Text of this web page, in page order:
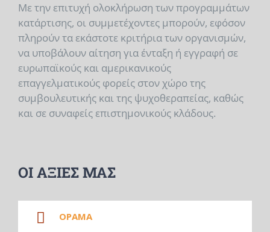
Με την επιτυχή ολοκλήρωση των προγραμμάτων
κατάρτισης, οι συμμετέχοντες μπορούν, εφόσον
πληρούν τα εκάστοτε κριτήρια των οργανισμών,
να υποβάλουν αίτηση για ένταξη ή εγγραφή σε
ευρωπαϊκούς και αμερικανικούς
επαγγελματικούς φορείς στον χώρο της
συμβουλευτικής και της ψυχοθεραπείας, καθώς
και σε συναφείς επιστημονικούς κλάδους.
ΟΙ ΑΞΙΕΣ ΜΑΣ
ΟΡΑΜΑ